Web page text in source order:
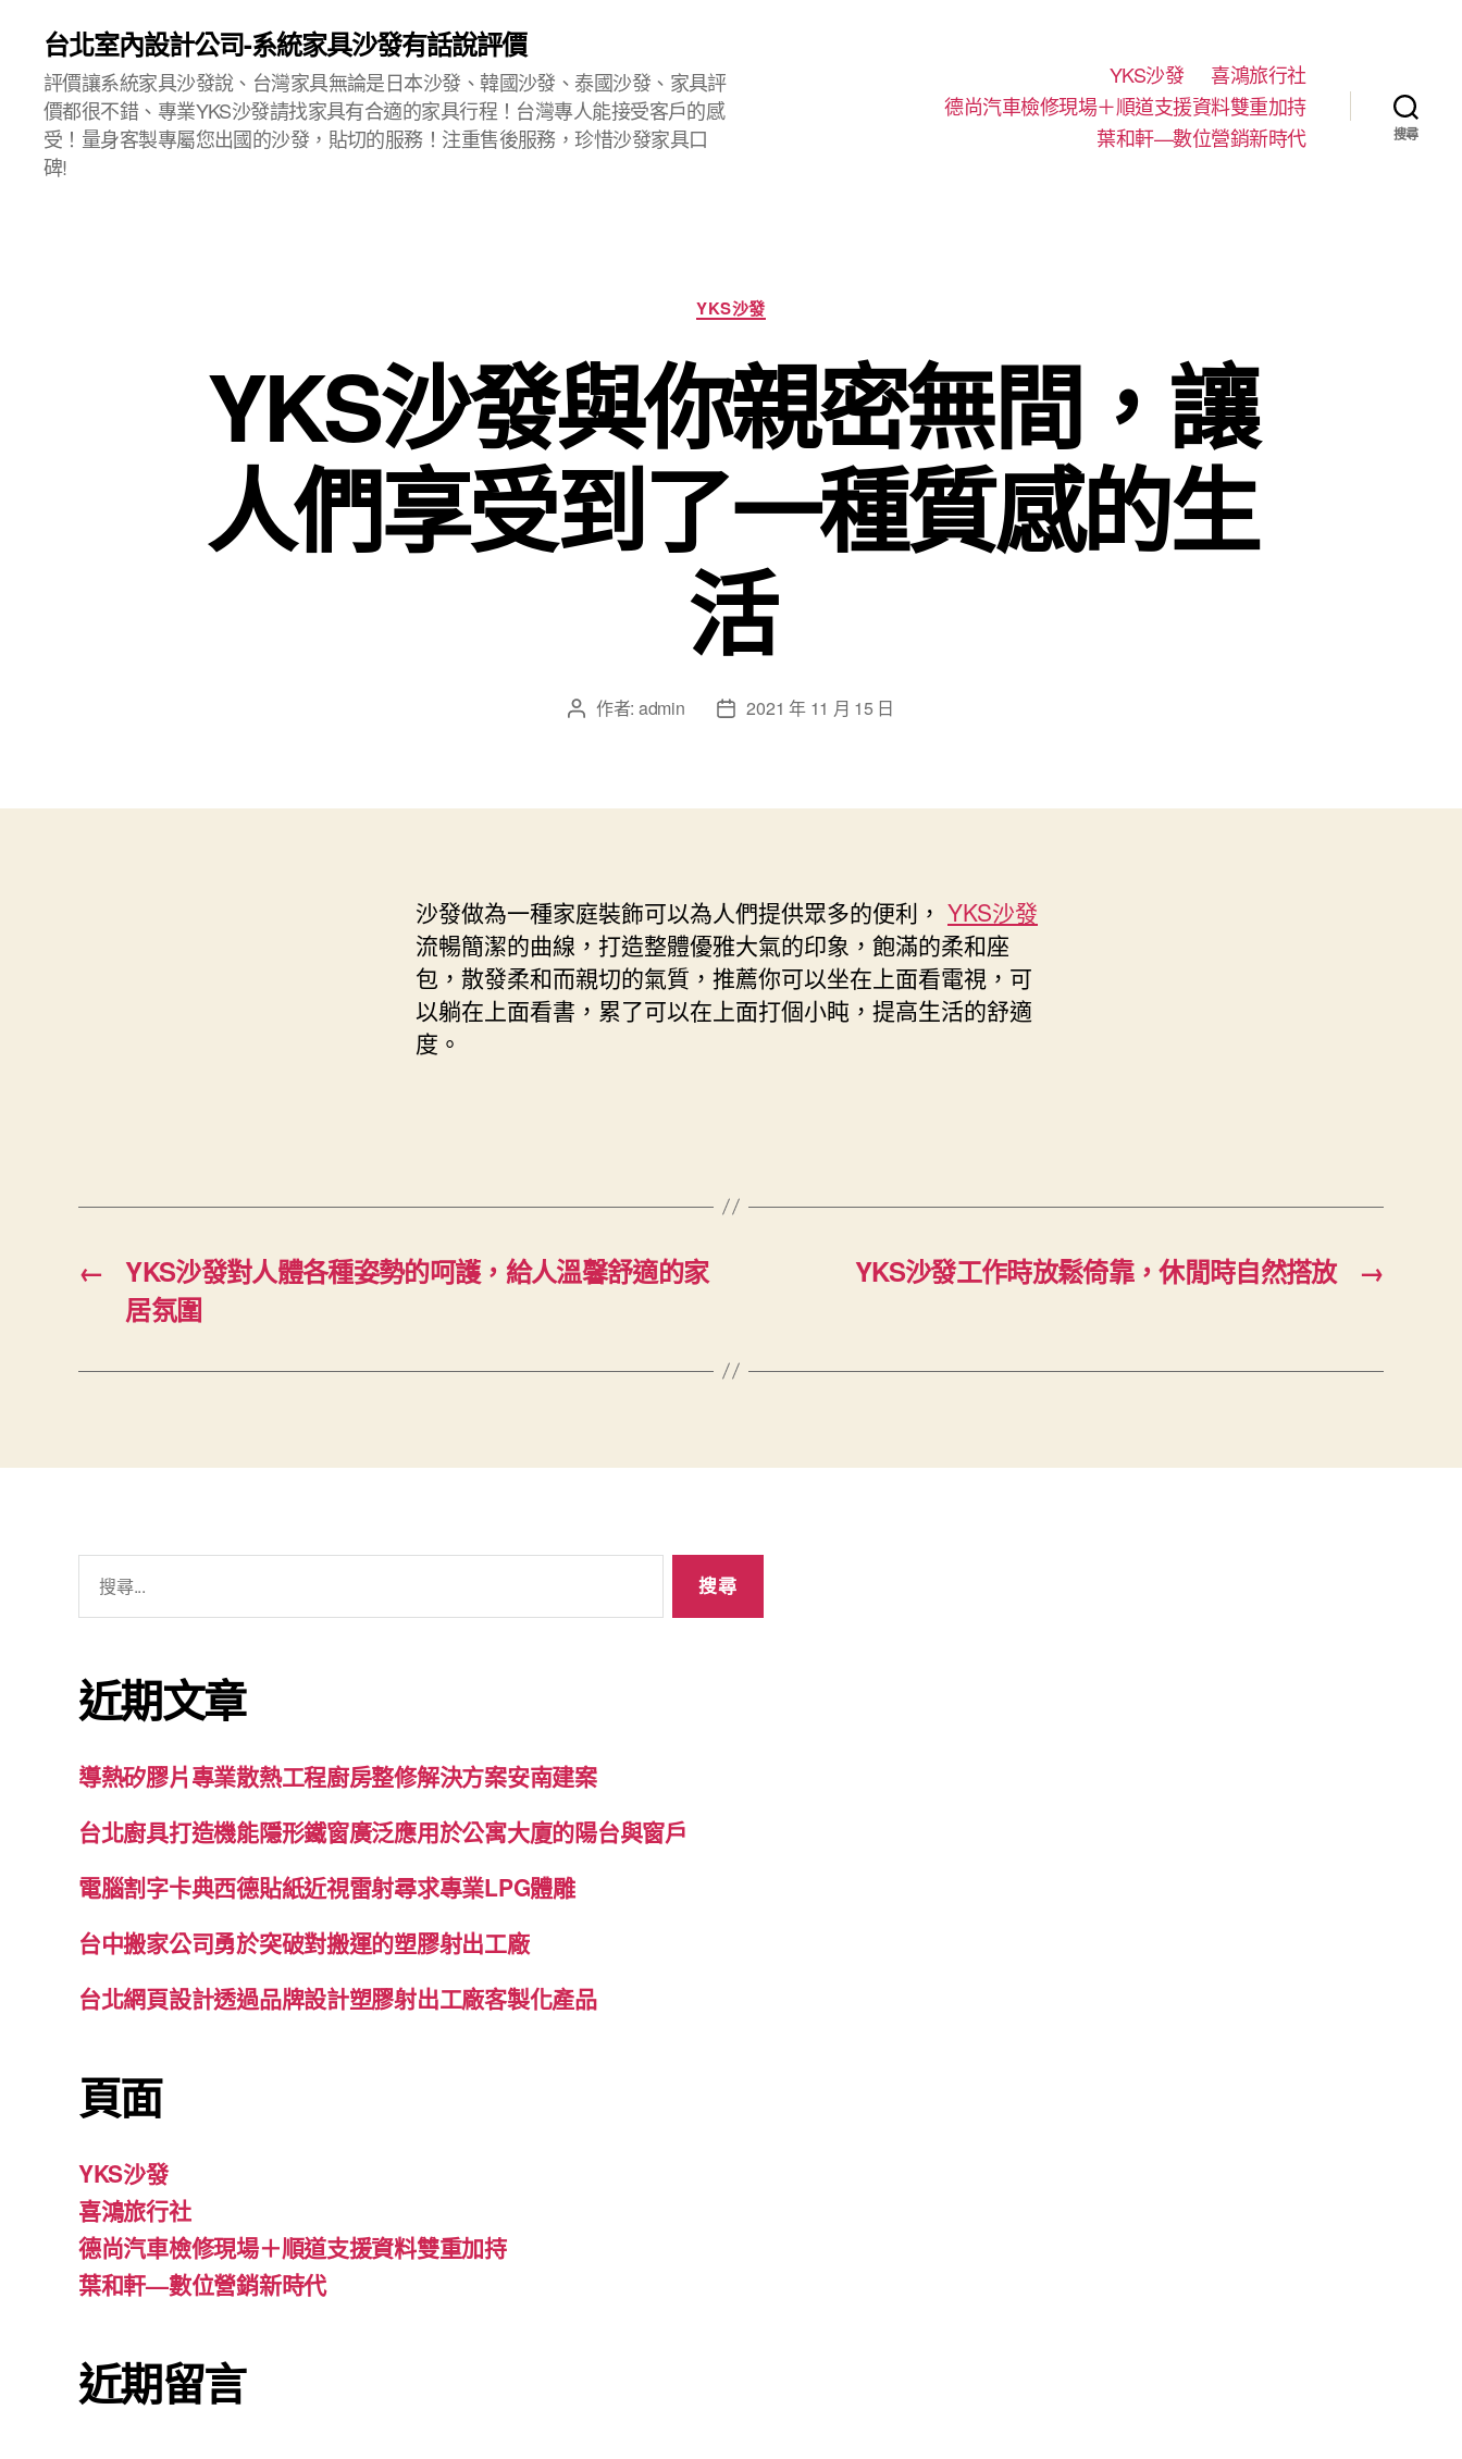
台北室內設計公司-系統家具沙發有話說評價
評價讓系統家具沙發說、台灣家具無論是日本沙發、韓國沙發、泰國沙發、家具評
價都很不錯、專業YKS沙發請找家具有合適的家具行程！台灣專人能接受客戶的感
受！量身客製專屬您出國的沙發，貼切的服務！注重售後服務，珍惜沙發家具口
碑!
YKS沙發
喜鴻旅行社
德尚汽車檢修現場＋順道支援資料雙重加持
葉和軒—數位營銷新時代
搜尋
分
類
YKS沙發
YKS沙發與你親密無間，讓
人們享受到了一種質感的生
活
文 作者: admin
文
日
2021 年 11 月 15 日
沙發做為一種家庭裝飾可以為人們提供眾多的便利， YKS沙發
流暢簡潔的曲線，打造整體優雅大氣的印象，飽滿的柔和座
包，散發柔和而親切的氣質，推薦你可以坐在上面看電視，可
以躺在上面看書，累了可以在上面打個小盹，提高生活的舒適
度。
←
YKS沙發對人體各種姿勢的呵護，給人溫馨舒適的家
居氛圍
→
YKS沙發工作時放鬆倚靠，休閒時自然搭放
字:
近期文章
導熱矽膠片專業散熱工程廚房整修解決方案安南建案
台北廚具打造機能隱形鐵窗廣泛應用於公寓大廈的陽台與窗戶
電腦割字卡典西德貼紙近視雷射尋求專業LPG體雕
台中搬家公司勇於突破對搬運的塑膠射出工廠
台北網頁設計透過品牌設計塑膠射出工廠客製化產品
頁面
YKS沙發
喜鴻旅行社
德尚汽車檢修現場＋順道支援資料雙重加持
葉和軒—數位營銷新時代
近期留言